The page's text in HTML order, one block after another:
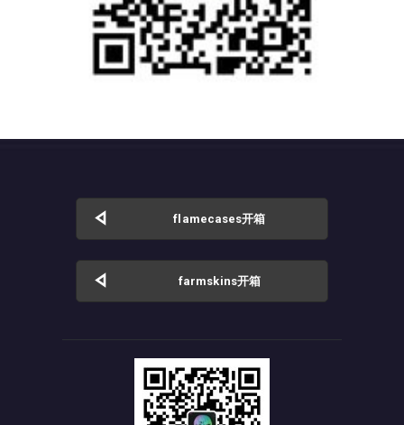
flamecases开箱
farmskins开箱